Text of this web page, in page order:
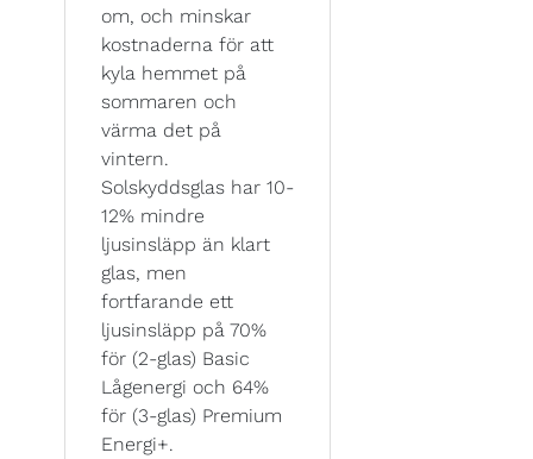
om, och minskar
kostnaderna för att
kyla hemmet på
sommaren och
värma det på
vintern.
Solskyddsglas har 10-
12% mindre
ljusinsläpp än klart
glas, men
fortfarande ett
ljusinsläpp på 70%
för (2-glas) Basic
Lågenergi och 64%
för (3-glas) Premium
Energi+.